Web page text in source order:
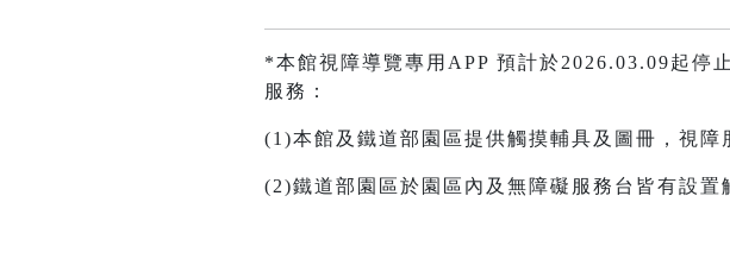
*本館視障導覽專用APP 預計於2026.03.09起停
服務：
(1)本館及鐵道部園區提供觸摸輔具及圖冊，視障
(2)鐵道部園區於園區內及無障礙服務台皆有設置